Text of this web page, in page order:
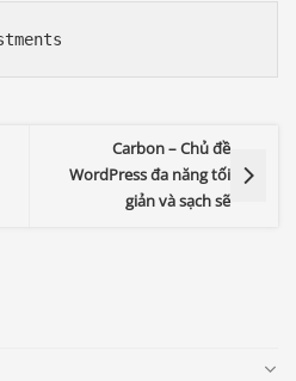
Carbon – Chủ đề
WordPress đa năng tối
giản và sạch sẽ